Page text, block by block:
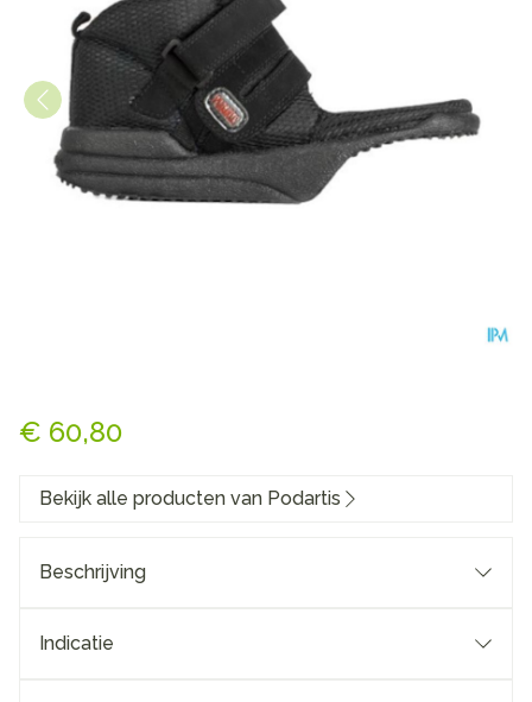
€ 60,80
Bekijk alle producten van Podartis
Beschrijving
Indicatie